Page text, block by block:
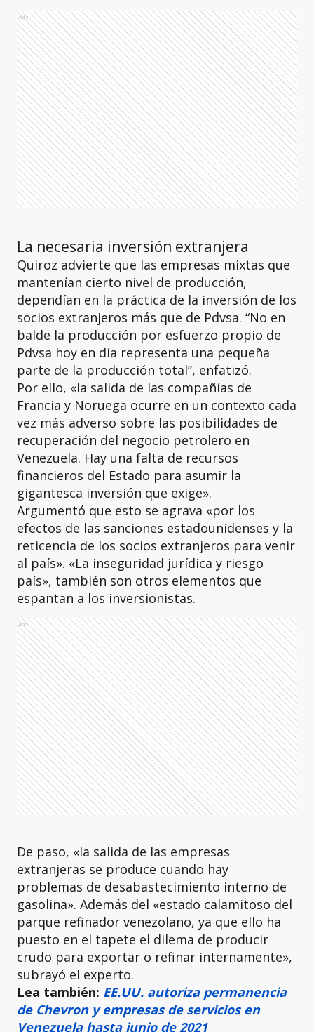
Ads
La necesaria inversión extranjera
Quiroz advierte que las empresas mixtas que
mantenían cierto nivel de producción,
dependían en la práctica de la inversión de los
socios extranjeros más que de Pdvsa. “No en
balde la producción por esfuerzo propio de
Pdvsa hoy en día representa una pequeña
parte de la producción total”, enfatizó.
Por ello, «la salida de las compañías de
Francia y Noruega ocurre en un contexto cada
vez más adverso sobre las posibilidades de
recuperación del negocio petrolero en
Venezuela. Hay una falta de recursos
financieros del Estado para asumir la
gigantesca inversión que exige».
Argumentó que esto se agrava «por los
efectos de las sanciones estadounidenses y la
reticencia de los socios extranjeros para venir
al país». «La inseguridad jurídica y riesgo
país», también son otros elementos que
espantan a los inversionistas.
Ads
De paso, «la salida de las empresas
extranjeras se produce cuando hay
problemas de desabastecimiento interno de
gasolina». Además del «estado calamitoso del
parque refinador venezolano, ya que ello ha
puesto en el tapete el dilema de producir
crudo para exportar o refinar internamente»,
subrayó el experto.
Lea también: EE.UU. autoriza permanencia
de Chevron y empresas de servicios en
Venezuela hasta junio de 2021